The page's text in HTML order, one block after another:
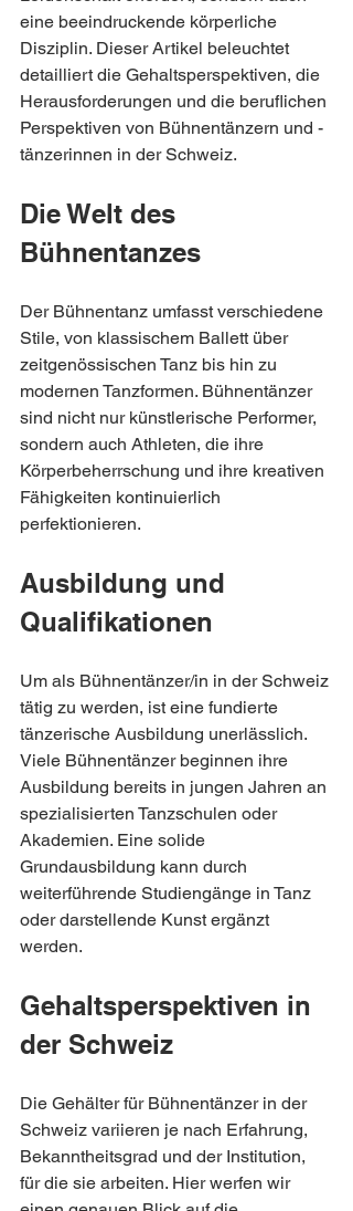
eine beeindruckende körperliche
Disziplin. Dieser Artikel beleuchtet
detailliert die Gehaltsperspektiven, die
Herausforderungen und die beruflichen
Perspektiven von Bühnentänzern und -
tänzerinnen in der Schweiz.
Die Welt des
Bühnentanzes
Der Bühnentanz umfasst verschiedene
Stile, von klassischem Ballett über
zeitgenössischen Tanz bis hin zu
modernen Tanzformen. Bühnentänzer
sind nicht nur künstlerische Performer,
sondern auch Athleten, die ihre
Körperbeherrschung und ihre kreativen
Fähigkeiten kontinuierlich
perfektionieren.
Ausbildung und
Qualifikationen
Um als Bühnentänzer/in in der Schweiz
tätig zu werden, ist eine fundierte
tänzerische Ausbildung unerlässlich.
Viele Bühnentänzer beginnen ihre
Ausbildung bereits in jungen Jahren an
spezialisierten Tanzschulen oder
Akademien. Eine solide
Grundausbildung kann durch
weiterführende Studiengänge in Tanz
oder darstellende Kunst ergänzt
werden.
Gehaltsperspektiven in
der Schweiz
Die Gehälter für Bühnentänzer in der
Schweiz variieren je nach Erfahrung,
Bekanntheitsgrad und der Institution,
für die sie arbeiten. Hier werfen wir